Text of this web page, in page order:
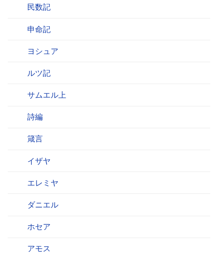
民数記
申命記
ヨシュア
ルツ記
サムエル上
詩編
箴言
イザヤ
エレミヤ
ダニエル
ホセア
アモス